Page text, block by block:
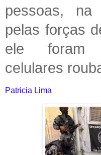
pessoas,
pelas forças
ele foram
celulares
Patricia Lima